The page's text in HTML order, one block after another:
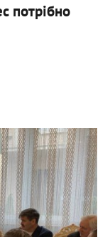
потрібно